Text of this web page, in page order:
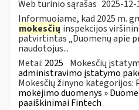
Web turinio sąrašas 2025-12-
Informuojame, kad 2025 m.
mokesčių inspekcijos
patvirtintas „Duomenų apie
naudotojus...
Metai: 2025 Mokesčių
administravimo įstatymo
Mokesčių žinyno kategorijos:
mokėjimo duomenys »
paaiškinimai Fintech